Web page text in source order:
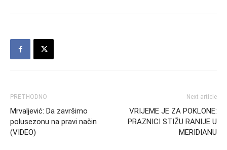
PRETHODNO
Mrvaljević: Da završimo
polusezonu na pravi način
(VIDEO)
Next article
VRIJEME JE ZA POKLONE:
PRAZNICI STIŽU RANIJE U
MERIDIANU